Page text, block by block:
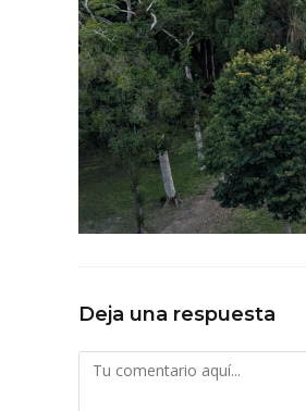
Deja una respuesta
Comentario